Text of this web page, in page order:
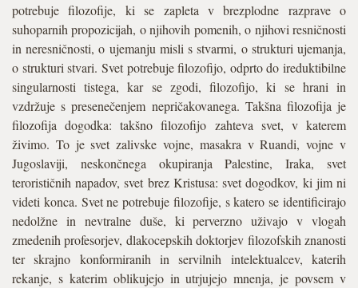
potrebuje filozofije, ki se zapleta v brezplodne razprave o
suhoparnih propozicijah, o njihovih pomenih, o njihovi resničnosti
in neresničnosti, o ujemanju misli s stvarmi, o strukturi ujemanja,
o strukturi stvari. Svet potrebuje filozofijo, odprto do ireduktibilne
singularnosti tistega, kar se zgodi, filozofijo, ki se hrani in
vzdržuje s presenečenjem nepričakovanega. Takšna filozofija je
filozofija dogodka: takšno filozofijo zahteva svet, v katerem
živimo. To je svet zalivske vojne, masakra v Ruandi, vojne v
Jugoslaviji, neskončnega okupiranja Palestine, Iraka, svet
terorističnih napadov, svet brez Kristusa: svet dogodkov, ki jim ni
videti konca. Svet ne potrebuje filozofije, s katero se identificirajo
nedolžne in nevtralne duše, ki perverzno uživajo v vlogah
zmedenih profesorjev, dlakocepskih doktorjev filozofskih znanosti
ter skrajno konformiranih in servilnih intelektualcev, katerih
rekanje, s katerim oblikujejo in utrjujejo mnenja, je povsem v